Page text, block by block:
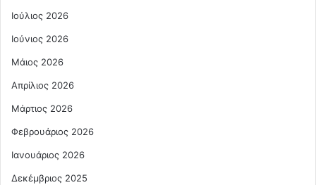
Ιούλιος 2026
Ιούνιος 2026
Μάιος 2026
Απρίλιος 2026
Μάρτιος 2026
Φεβρουάριος 2026
Ιανουάριος 2026
Δεκέμβριος 2025